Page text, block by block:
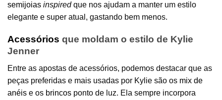
semijoias inspiredque nos ajudam a manter um estilo
elegante e super atual, gastando bem menos.
Acessórios que moldam o estilo de Kylie
Jenner
Entre as apostas de acessórios, podemos destacar que as
peças preferidas e mais usadas por Kylie são os mix de
anéis e os brincos ponto de luz. Ela sempre incorpora